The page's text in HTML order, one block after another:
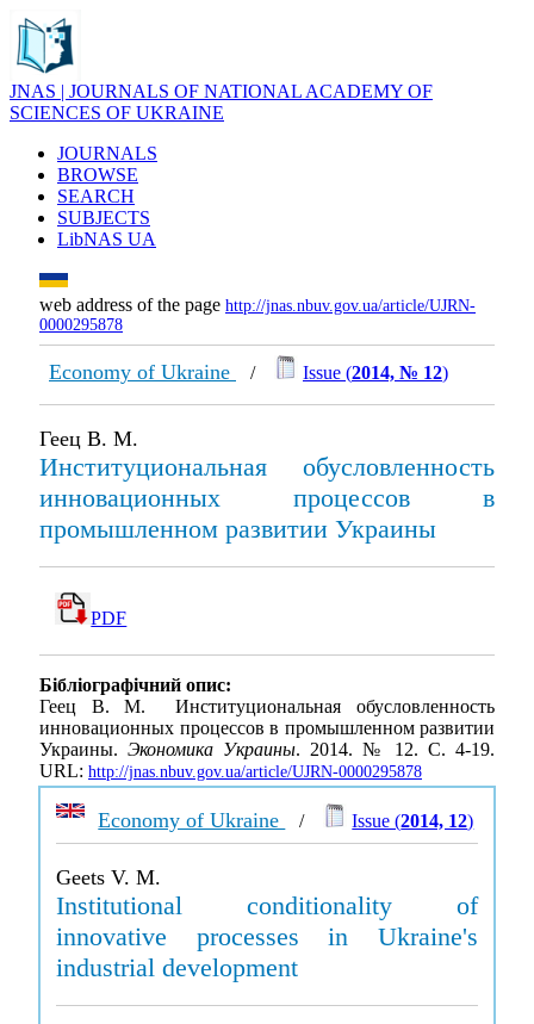
JNAS | JOURNALS OF NATIONAL ACADEMY OF
SCIENCES OF UKRAINE
JOURNALS
BROWSE
SEARCH
SUBJECTS
LibNAS UA
web address of the page http://jnas.nbuv.gov.ua/article/UJRN-
0000295878
Economy of Ukraine / Issue (2014, № 12)
Геец В. М.
Институциональная обусловленность
инновационных процессов в
промышленном развитии Украины
PDF
Бібліографічний опис:
Геец В. М. Институциональная обусловленность
инновационных процессов в промышленном развитии
Украины. Экономика Украины. 2014. № 12. С. 4-19.
URL: http://jnas.nbuv.gov.ua/article/UJRN-0000295878
Economy of Ukraine / Issue (2014, 12)
Geets V. M.
Institutional conditionality of
innovative processes in Ukraine's
industrial development